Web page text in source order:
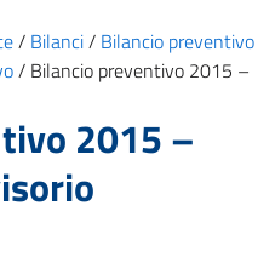
/ Bilanci/ Bilancio preventivo
/ Bilancio preventivo 2015 –
2015 –